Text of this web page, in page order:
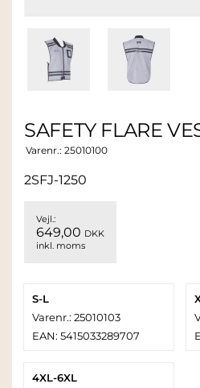
SAFETY FLARE
Varenr.: 25010100
2SFJ-1250
Vejl.:
649,00 DKK
inkl. moms
S-L
Varenr.: 25010103
EAN: 5415033289707
4XL-6XL